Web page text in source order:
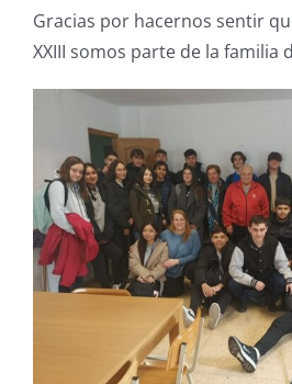
Gracias por hacernos sentir
XXIII somos parte de la familia